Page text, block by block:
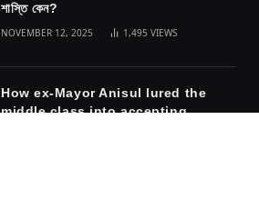
শাস্তি কেন?
NOVEMBER 12, 2025 1,495 VIEWS
How ex-Mayor Anisul lured the
middle class into accepting